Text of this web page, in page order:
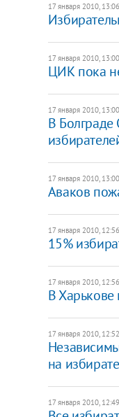
17 января 2010, 13:06
17 января 2010, 13:00
ЦИК пока
17 января 2010, 13:00
В
17 января 2010, 13:00
Аваков
17 января 2010, 12:56
15%
17 января 2010, 12:56
В Харькове
17 января 2010, 12:52
на
17 января 2010, 12:49